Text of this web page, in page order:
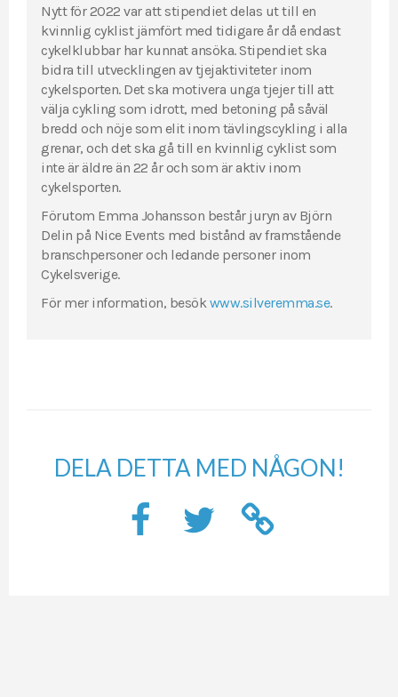
Nytt för 2022 var att stipendiet delas ut till en
kvinnlig cyklist jämfört med tidigare år då endast
cykelklubbar har kunnat ansöka. Stipendiet ska
bidra till utvecklingen av tjejaktiviteter inom
cykelsporten. Det ska motivera unga tjejer till att
välja cykling som idrott, med betoning på såväl
bredd och nöje som elit inom tävlingscykling i alla
grenar, och det ska gå till en kvinnlig cyklist som
inte är äldre än 22 år och som är aktiv inom
cykelsporten.
Förutom Emma Johansson består juryn av Björn
Delin på Nice Events med bistånd av framstående
branschpersoner och ledande personer inom
Cykelsverige.
För mer information, besökwww.silveremma.se.
DELA DETTA MED NÅGON!